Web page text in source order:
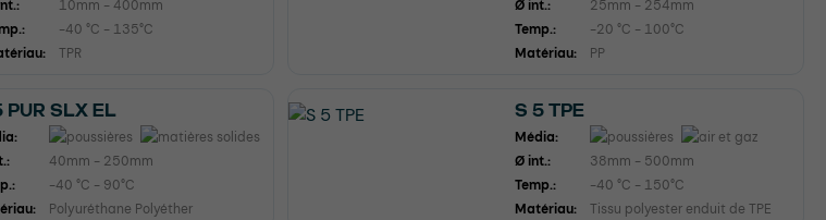
10mm - 400mm
-40 °C - 135°C
TPR
Ø int.:
25mm - 254mm
Temp.:
-20 °C - 100°C
Matériau:
PP
PUR SLX EL
40mm - 250mm
-40 °C - 90°C
Polyuréthane Polyéther
S 5 TPE
Média:
Ø int.:
38mm - 500mm
Temp.:
-40 °C - 150°C
Matériau:
Tissu polyester enduit de TPE